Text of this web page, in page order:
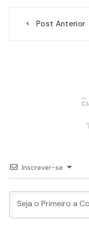
Post Anterior
Inscrever-se